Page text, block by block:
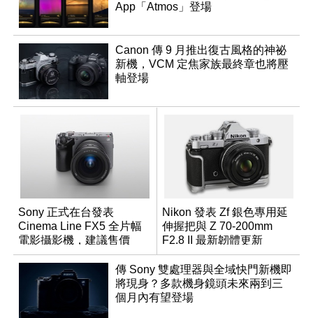
App「Atmos」登場
Canon 傳 9 月推出復古風格的神祕
新機，VCM 定焦家族最終章也將壓
軸登場
Sony 正式在台發表
Cinema Line FX5 全片幅
電影攝影機，建議售價
NT$144,980
Nikon 發表 Zf 銀色專用延
伸握把與 Z 70-200mm
F2.8 II 最新韌體更新
傳 Sony 雙處理器與全域快門新機即
將現身？多款機身鏡頭未來兩到三
個月內有望登場